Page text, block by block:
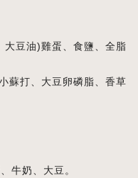
大豆油)雞蛋、食鹽、全脂
蘇打、大豆卵磷脂、香草
牛奶、大豆。